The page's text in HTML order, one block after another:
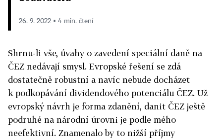
26. 9. 2022 ▪ 4 min. čtení
Shrnu-li vše, úvahy o zavedení speciální daně na
ČEZ nedávají smysl. Evropské řešení se zdá
dostatečně robustní a navíc nebude docházet
k podkopávání dividendového potenciálu ČEZ. Už
evropský návrh je forma zdanění, danit ČEZ ještě
podruhé na národní úrovni je podle mého
neefektivní. Znamenalo by to nižší příjmy